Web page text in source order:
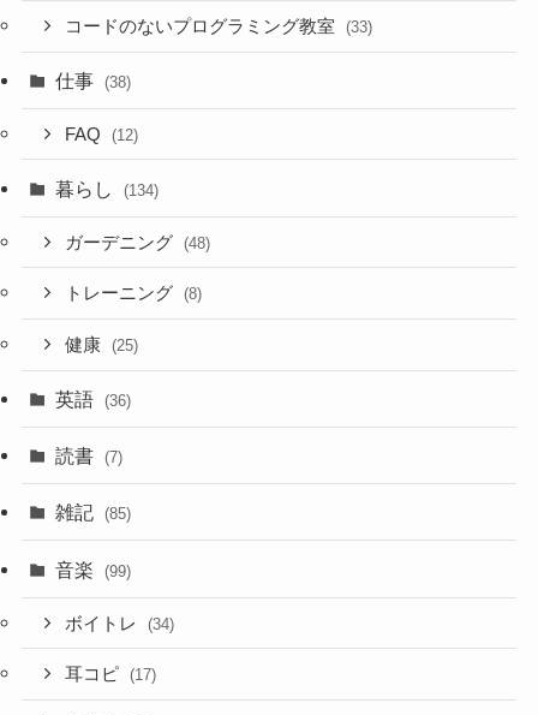
コードのないプログラミング教室 (33)
仕事 (38)
FAQ (12)
暮らし (134)
ガーデニング (48)
トレーニング (8)
健康 (25)
英語 (36)
読書 (7)
雑記 (85)
音楽 (99)
ボイトレ (34)
耳コピ (17)